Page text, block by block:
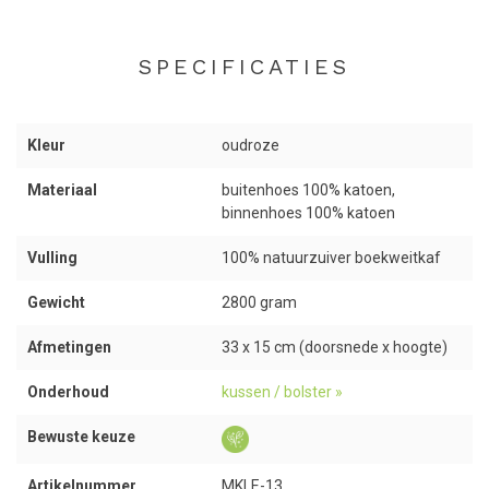
waardoor het op veel meer momenten handig is om te gebruiken.
gevestigd waarmee je het kussen makkelijk kunt optillen en
dragen. Voor nog meer comfort kun je het kussen het beste in een
tas vervoeren, bijvoorbeeld in onze kwalitatieve
Voor de vulling van het kussen is gebruik gemaakt van 100%
bepalen door er boekweitkaf uit te halen of juist extra toe te
voegen. Onder de buitenhoes zit de binnenhoes waar de vulling
van het kaf in zit. Met een rits kun je de buitenhoes openmaken
SPECIFICATIES
Kleur oudroze
Materiaal
buitenhoes 100% katoen,
binnenhoes 100% katoen
Vulling 100% natuurzuiver boekweitkaf
Gewicht 2800 gram
Afmetingen 33 x 15 cm (doorsnede x hoogte)
Onderhoud kussen / bolster »
Bewuste keuze
Artikelnummer MKLE-13